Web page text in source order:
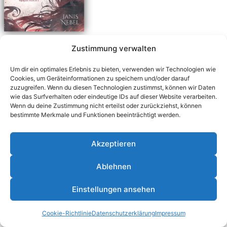
Zustimmung verwalten
Um dir ein optimales Erlebnis zu bieten, verwenden wir Technologien wie
Cookies, um Geräteinformationen zu speichern und/oder darauf
zuzugreifen. Wenn du diesen Technologien zustimmst, können wir Daten
wie das Surfverhalten oder eindeutige IDs auf dieser Website verarbeiten.
Wenn du deine Zustimmung nicht erteilst oder zurückziehst, können
bestimmte Merkmale und Funktionen beeinträchtigt werden.
Akzeptieren
Ablehnen
Einstellungen ansehen
Cookie-RichtlinieDatenschutzerklärungImpressum
© 2026 Janis Nebel - WordPress Theme von
Kadence
WP